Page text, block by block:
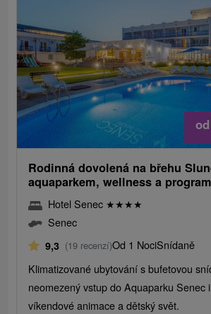
od
Rodinná dovolená na břehu
aquaparkem, wellness a
Hotel Senec ★★★★
Senec
9,3 (19 recenzí)Od 1 NociSnídaně
Klimatizované ubytování s bufetovou
neomezený vstup do Aquaparku Senec
víkendové animace a dětský svět.